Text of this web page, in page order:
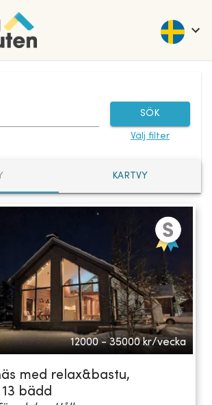
SÖK
Välj filter
KARTVY
12000 - 35000 kr/vecka
med relax&bastu,
bädd